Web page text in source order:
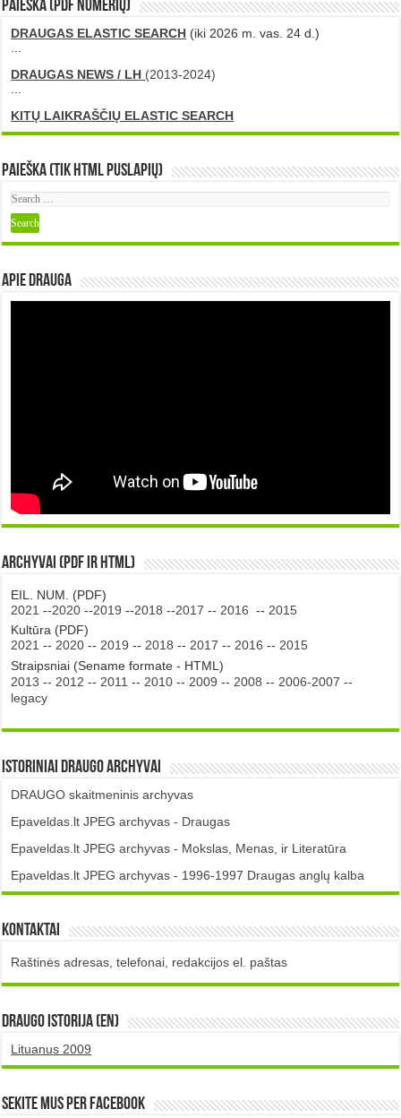
PAIEŠKA (PDF numerių)
DRAUGAS ELASTIC SEARCH (iki 2026 m. vas. 24 d.)
...
DRAUGAS NEWS / LH (2013-2024)
...
KITŲ LAIKRAŠČIŲ ELASTIC SEARCH
Paieška (tik HTML puslapių)
Apie DRAUGA
Archyvai (PDF ir HTML)
EIL. NUM. (PDF)
2021 --2020 --2019 --2018 --2017 -- 2016 -- 2015
Kultūra (PDF)
2021 -- 2020 -- 2019 -- 2018 -- 2017 -- 2016 -- 2015
Straipsniai (Sename formate - HTML)
2013 -- 2012 -- 2011 -- 2010 -- 2009 -- 2008 -- 2006-2007 --
legacy
Istoriniai DRAUGO Archyvai
DRAUGO skaitmeninis archyvas
Epaveldas.lt JPEG archyvas - Draugas
Epaveldas.lt JPEG archyvas - Mokslas, Menas, ir Literatūra
Epaveldas.lt JPEG archyvas - 1996-1997 Draugas anglų kalba
Kontaktai
Raštinės adresas, telefonai, redakcijos el. paštas
DRAUGO istorija (EN)
Lituanus 2009
Sekite mus per Facebook